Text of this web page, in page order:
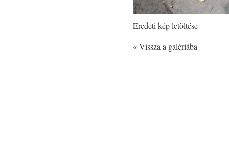
Eredeti kép letöltése
« Vissza a galériába